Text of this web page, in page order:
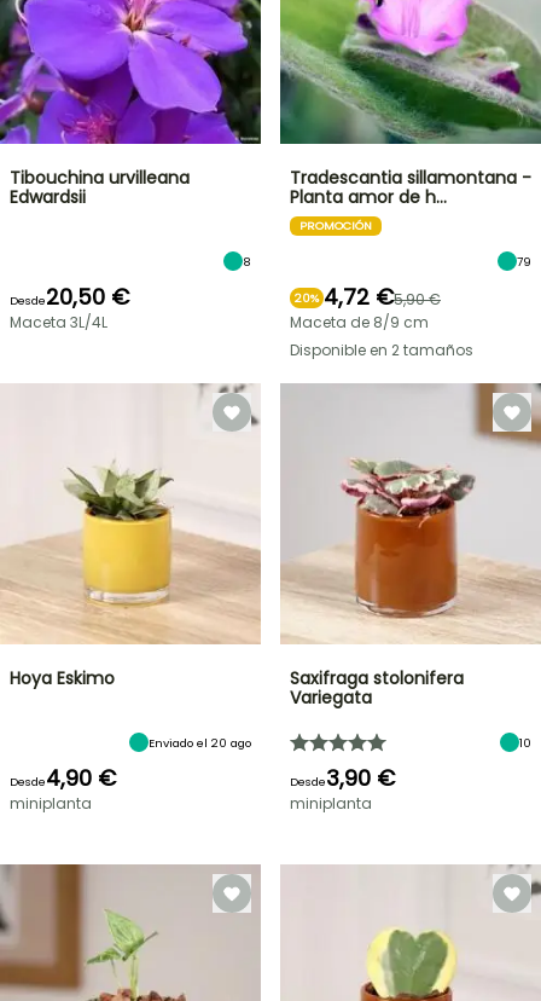
Tibouchina urvilleana
Edwardsii
8
Desde20,50 €
Maceta 3L/4L
Tradescantia sillamontana -
Planta amor de h…
PROMOCIÓN
79
20% 4,72 €5,90 €
Maceta de 8/9 cm
Disponible en 2 tamaños
Hoya Eskimo
Enviado el 20 ago
Desde4,90 €
miniplanta
Saxifraga stolonifera
Variegata
10
Desde3,90 €
miniplanta